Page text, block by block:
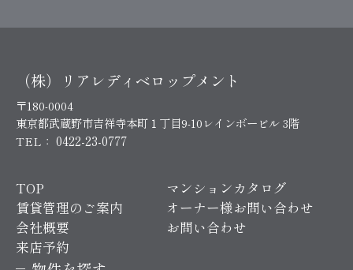
（株）リアレディベロップメント
〒180-0004
東京都武蔵野市吉祥寺本町１丁目9-10レインボービル 3階
TEL： 0422-23-0777
TOP
マンションカタログ
賃貸管理のご案内
オーナー様お問い合わせ
会社概要
お問い合わせ
来店予約